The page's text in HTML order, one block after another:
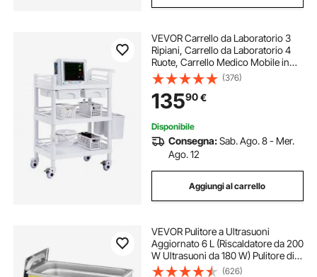
VEVOR Carrello da Laboratorio 3
Ripiani, Carrello da Laboratorio 4
Ruote, Carrello Medico Mobile in
Materiale PP, Carrello da
Laboratorio con 3 Contenitori per
Laboratorio, Clinica, Salone,
Ospedale
(376)
13590€
Disponibile
Consegna:Sab. Ago. 8 - Mer.
Ago. 12
Aggiungi al carrello
VEVOR Pulitore a Ultrasuoni
Aggiornato 6 L (Riscaldatore da 200
W Ultrasuoni da 180 W) Pulitore di
Parti a Ultrasuoni da Laboratorio
(626)